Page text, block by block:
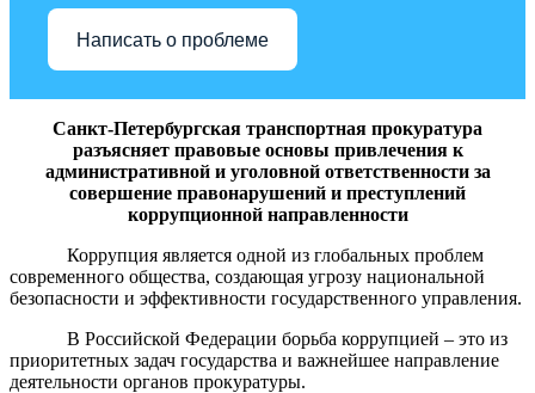
Написать о проблеме
Санкт-Петербургская транспортная прокуратура
разъясняет правовые основы привлечения к
административной и уголовной ответственности за
совершение правонарушений и преступлений
коррупционной направленности
Коррупция является одной из глобальных проблем
современного общества, создающая угрозу национальной
безопасности и эффективности государственного управления.
В Российской Федерации борьба коррупцией – это из
приоритетных задач государства и важнейшее направление
деятельности органов прокуратуры.